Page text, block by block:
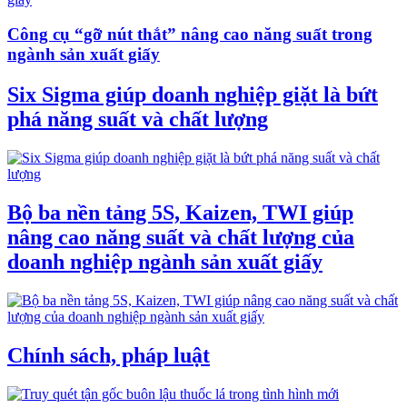
Công cụ “gỡ nút thắt” nâng cao năng suất trong
ngành sản xuất giấy
Six Sigma giúp doanh nghiệp giặt là bứt
phá năng suất và chất lượng
Bộ ba nền tảng 5S, Kaizen, TWI giúp
nâng cao năng suất và chất lượng của
doanh nghiệp ngành sản xuất giấy
Chính sách, pháp luật